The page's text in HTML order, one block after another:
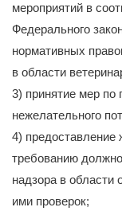
мероприятий в
Федерального
нормативных
в области
3) принятие мер по
нежелательного
4) предоставление
требованию
надзора в
ими проверок;